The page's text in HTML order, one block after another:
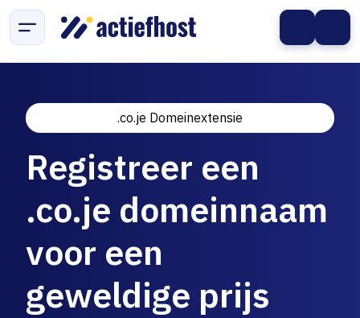
.co.je Domeinextensie
Registreer een
.co.je domeinnaam
voor een
geweldige prijs